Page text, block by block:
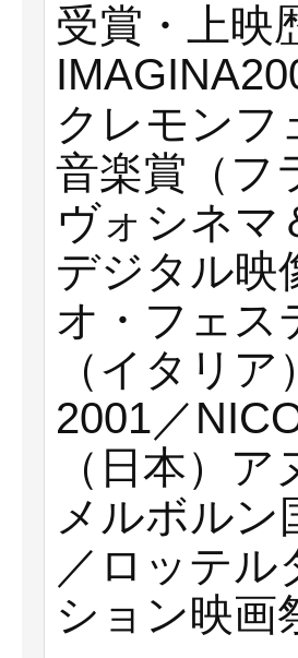
受賞・上映
クレモンフ
音楽賞（フ
ヴォシネマ
デジタル映
オ・フェス
（イタリ
2001／
（日本）
メルボルン
／ロッテル
ション映